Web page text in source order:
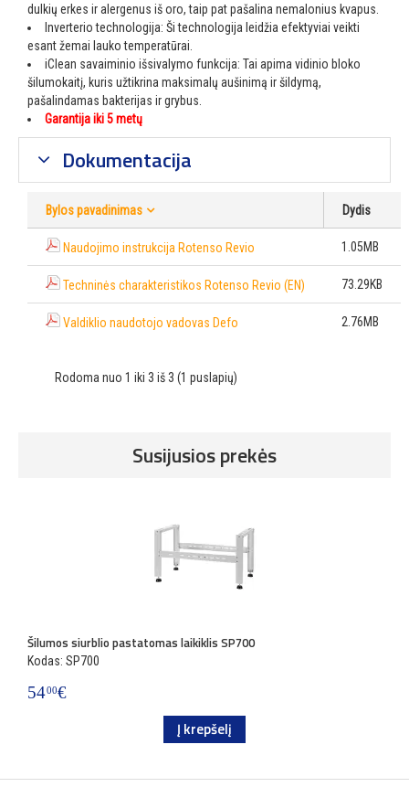
dulkių erkes ir alergenus iš oro, taip pat pašalina nemalonius kvapus.
Inverterio technologija: Ši technologija leidžia efektyviai veikti
esant žemai lauko temperatūrai.
iClean savaiminio išsivalymo funkcija: Tai apima vidinio bloko
šilumokaitį, kuris užtikrina maksimalų aušinimą ir šildymą,
pašalindamas bakterijas ir grybus.
Garantija iki 5 metų
Dokumentacija
Bylos pavadinimas Dydis
Naudojimo instrukcija Rotenso Revio 1.05MB
Techninės charakteristikos Rotenso Revio (EN) 73.29KB
Valdiklio naudotojo vadovas Defo 2.76MB
Rodoma nuo 1 iki 3 iš 3 (1 puslapių)
Susijusios prekės
Šilumos siurblio pastatomas laikiklis SP700
Kodas: SP700
5400€
Į krepšelį